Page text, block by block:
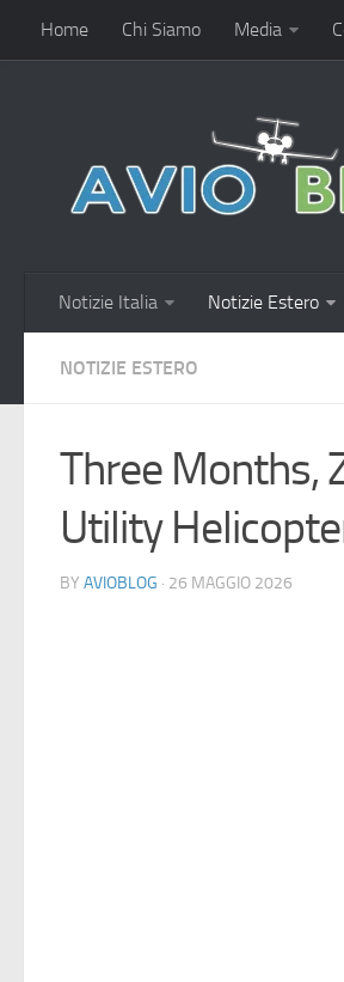
Home Chi Siamo Media
Notizie Italia Notizie Estero
NOTIZIE ESTERO
Three Months,
Utility
BY AVIOBLOG · 26 MAGGIO 2026